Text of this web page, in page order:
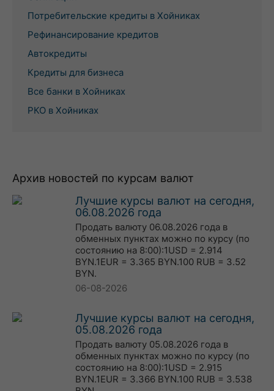
Потребительские кредиты в Хойниках
Рефинансирование кредитов
Автокредиты
Кредиты для бизнеса
Все банки в Хойниках
РКО в Хойниках
Архив новостей по курсам валют
Лучшие курсы валют на сегодня,
06.08.2026 года
Продать валюту 06.08.2026 года в
обменных пунктах можно по курсу (по
состоянию на 8:00):1USD = 2.914
BYN.1EUR = 3.365 BYN.100 RUB = 3.52
BYN.
06-08-2026
Лучшие курсы валют на сегодня,
05.08.2026 года
Продать валюту 05.08.2026 года в
обменных пунктах можно по курсу (по
состоянию на 8:00):1USD = 2.915
BYN.1EUR = 3.366 BYN.100 RUB = 3.538